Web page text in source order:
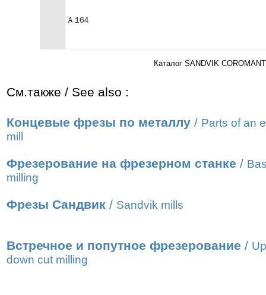
Каталог SANDVIK
См.также / See also :
Концевые фрезы по металлу / Parts of an
mill
Фрезерование на фрезерном станке /
milling
Фрезы Сандвик / Sandvik mills
Встречное и попутное фрезерование /
down cut milling